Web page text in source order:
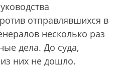
отправлявшихся в
несколько раз
дела. До суда,
них не дошло.